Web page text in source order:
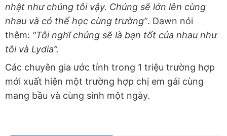
nhật như chúng tôi vậy. Chúng sẽ lớn lên cùng
nhau và có thể học cùng trường”. Dawn nói
thêm: “Tôi nghĩ chúng sẽ là bạn tốt của nhau như
tôi và Lydia”.
Các chuyên gia ước tính trong 1 triệu trường hợp
mới xuất hiện một trường hợp chị em gái cùng
mang bầu và cùng sinh một ngày.